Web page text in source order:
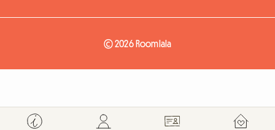
© 2026 Roomlala